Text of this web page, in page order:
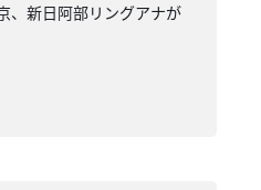
、新日阿部リングアナが